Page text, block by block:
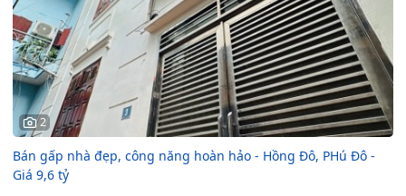
2
Bán gấp nhà đẹp, công năng hoàn hảo - Hồng Đô, PHú Đô -
Giá 9,6 tỷ